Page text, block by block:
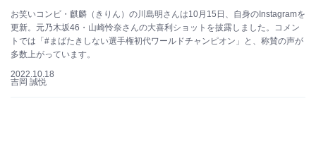
お笑いコンビ・麒麟（きりん）の川島明さんは10月15日、自身のInstagramを
更新。元乃木坂46・山崎怜奈さんの大喜利ショットを披露しました。コメン
トでは「#まばたきしない選手権初代ワールドチャンピオン」と、称賛の声が
多数上がっています。
2022.10.18
吉岡 誠悦